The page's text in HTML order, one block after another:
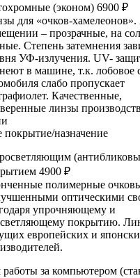
(эконом) 6900 ₽
для «очков-хамелеонов».
– прозрачные, на
Степень затемнения
УФ-излучения. UV-
в машине, т.к. лобовое
слабо пропускает
Качественные,
линзы
покрытие/назначение
4900 ₽
полимерные
оптическими
упрочняющему и
покрытию.
европейских и
работы за компьютером